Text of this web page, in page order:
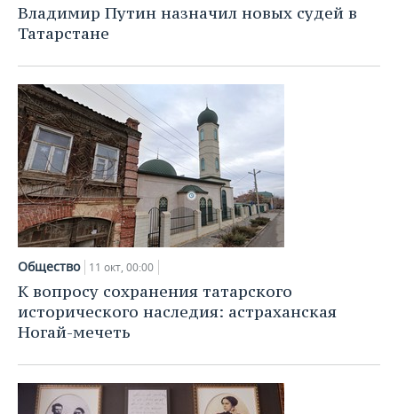
Владимир Путин назначил новых судей в
Татарстане
Общество 11 окт, 00:00
К вопросу сохранения татарского
исторического наследия: астраханская
Ногай-мечеть